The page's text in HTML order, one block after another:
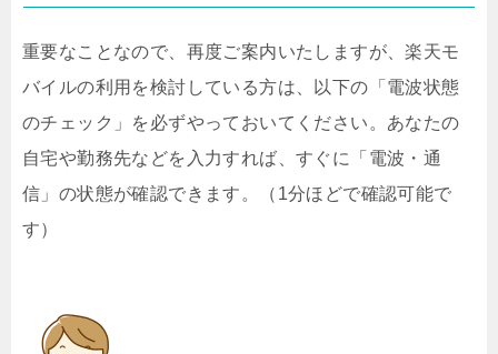
重要なことなので、再度ご案内いたしますが、楽天モ
バイルの利用を検討している方は、以下の「電波状態
のチェック」を必ずやっておいてください。あなたの
自宅や勤務先などを入力すれば、すぐに「電波・通
信」の状態が確認できます。（1分ほどで確認可能で
す）